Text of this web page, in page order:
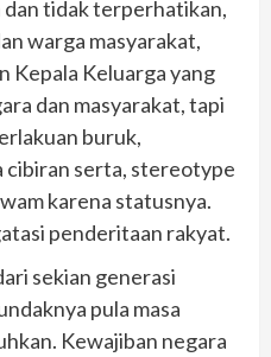
tidak terperhatikan,
warga masyarakat,
Kepala Keluarga yang
dan masyarakat, tapi
buruk,
cibiran serta, stereotype
karena statusnya.
penderitaan rakyat.
sekian generasi
pula masa
Kewajiban negara